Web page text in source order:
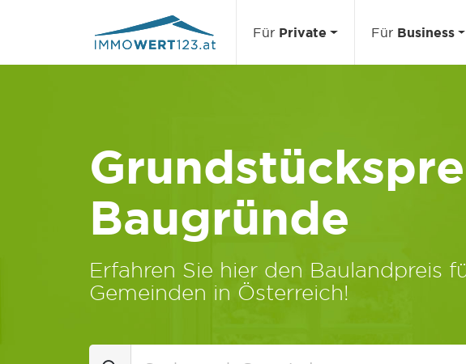
Für Private Für Business
Baugründe
Erfahren Sie hier den Baulandpreis
Gemeinden in Österreich!